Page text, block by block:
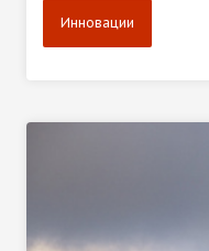
Инновации